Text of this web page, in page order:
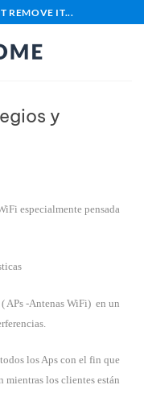
REMOVE IT...
y
especialmente pensada
APs -Antenas WiFi) en un
los Aps con el fin que
mientras los clientes están